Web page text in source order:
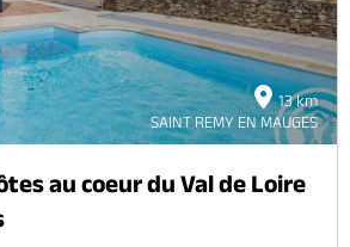
13 km
SAINT REMY EN MAUGES
au coeur du Val de Loire